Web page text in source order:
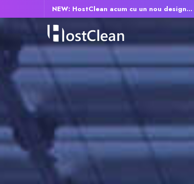
NEW: HostClean acum cu un nou design...